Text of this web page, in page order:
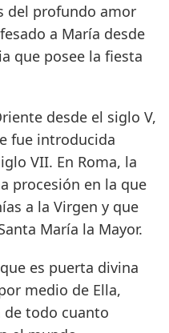
del profundo amor
a María desde
que posee la fiesta
desde el siglo V,
fue introducida
VII. En Roma, la
procesión en la que
a la Virgen y que
María la Mayor.
es puerta divina
medio de Ella,
de todo cuanto